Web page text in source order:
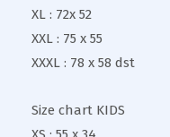
XL : 72x 52
XXL : 75 x 55
XXXL : 78 x 58 dst
Size chart KIDS